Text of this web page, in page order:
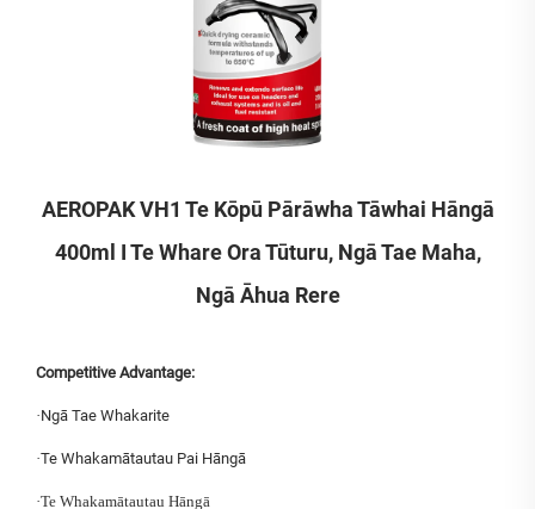
AEROPAK VH1 Te Kōpū Pārāwha Tāwhai Hāngā
400ml I Te Whare Ora Tūturu, Ngā Tae Maha,
Ngā Āhua Rere
Competitive Advantage:
·Ngā Tae Whakarite
·Te Whakamātautau Pai Hāngā
·Te Whakamātautau Hāngā